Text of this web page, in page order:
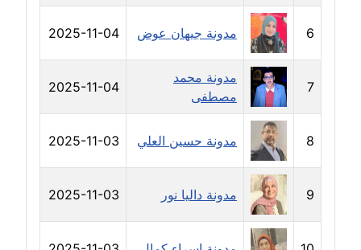
مدونة سارة سعيد
عاملة
مدونة سالي علاء الدين
عاملة
مدونة سامح رشاد
عاملة
مدونة سامح طلعت
عاملة
6 مدونة جيهان عوض 2025-11-04
7
مدونة محمد
مصطفى
2025-11-04
8 مدونة حسين العلي 2025-11-03
9 مدونة داليا نور 2025-11-03